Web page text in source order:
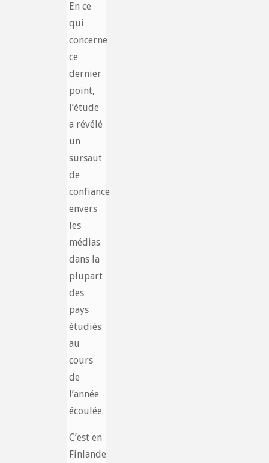
En ce
qui
concerne
ce
dernier
point,
l’étude
a révélé
un
sursaut
de
confiance
envers
les
médias
dans la
plupart
des
pays
étudiés
au
cours
de
l’année
écoulée.
C’est en
Finlande